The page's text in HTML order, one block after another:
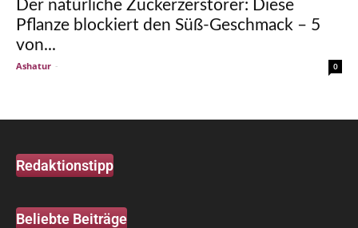
Der natürliche Zuckerzerstörer: Diese
Pflanze blockiert den Süß-Geschmack – 5
von...
Ashatur - 0
Redaktionstipp
Beliebte Beiträge